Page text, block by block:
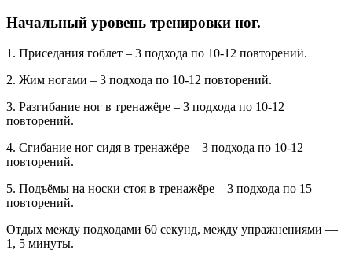
Начальный уровень тренировки ног.
1. Приседания гоблет – 3 подхода по 10-12 повторений.
2. Жим ногами – 3 подхода по 10-12 повторений.
3. Разгибание ног в тренажёре – 3 подхода по 10-12
повторений.
4. Сгибание ног сидя в тренажёре – 3 подхода по 10-12
повторений.
5. Подъёмы на носки стоя в тренажёре – 3 подхода по 15
повторений.
Отдых между подходами 60 секунд, между упражнениями —
1, 5 минуты.